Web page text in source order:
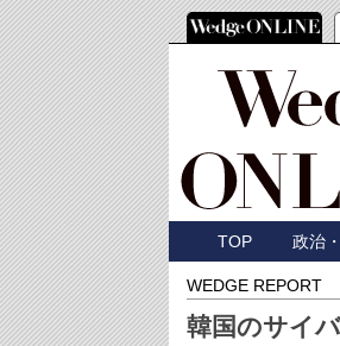
TOP 政治
WEDGE REPORT
韓国のサイ